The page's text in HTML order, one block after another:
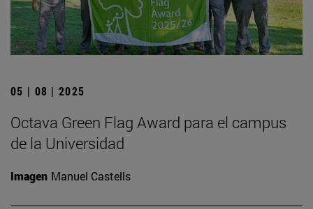
05 | 08 | 2025
Octava Green Flag Award para el campus
de la Universidad
Imagen Manuel Castells